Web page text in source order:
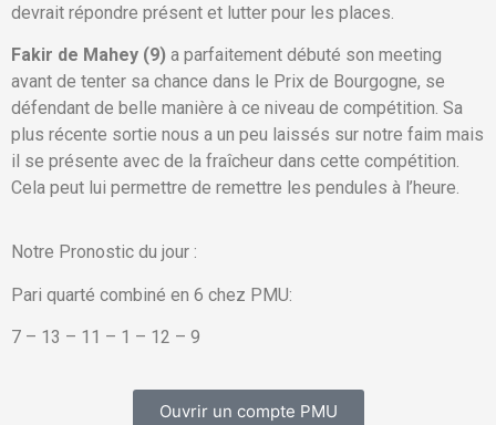
devrait répondre présent et lutter pour les places.
Fakir de Mahey (9) a parfaitement débuté son meeting
avant de tenter sa chance dans le Prix de Bourgogne, se
défendant de belle manière à ce niveau de compétition. Sa
plus récente sortie nous a un peu laissés sur notre faim mais
il se présente avec de la fraîcheur dans cette compétition.
Cela peut lui permettre de remettre les pendules à l’heure.
Notre Pronostic du jour :
Pari quarté combiné en 6 chez PMU:
7 – 13 – 11 – 1 – 12 – 9
Ouvrir un compte PMU